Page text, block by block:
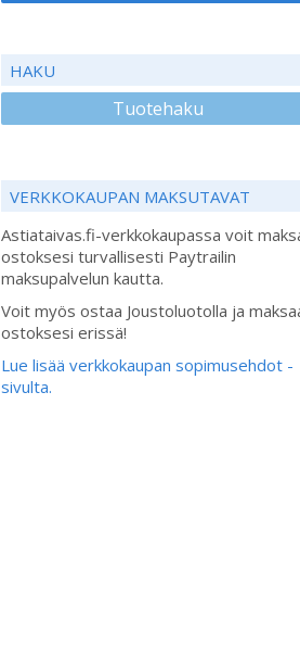
HAKU
Tuotehaku
VERKKOKAUPAN MAKSUTAVAT
Astiataivas.fi-verkkokaupassa voit
ostoksesi turvallisesti Paytrailin
maksupalvelun kautta.
Voit myös ostaa Joustoluotolla ja
ostoksesi erissä!
Lue lisää verkkokaupan sopimusehdot -
sivulta.